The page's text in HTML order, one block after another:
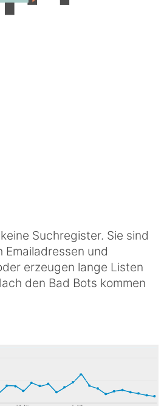
Suchregister. Sie sind
und
erzeugen lange Listen
den Bad Bots kommen